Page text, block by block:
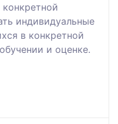
индивидуальные
в конкретной
и оценке.